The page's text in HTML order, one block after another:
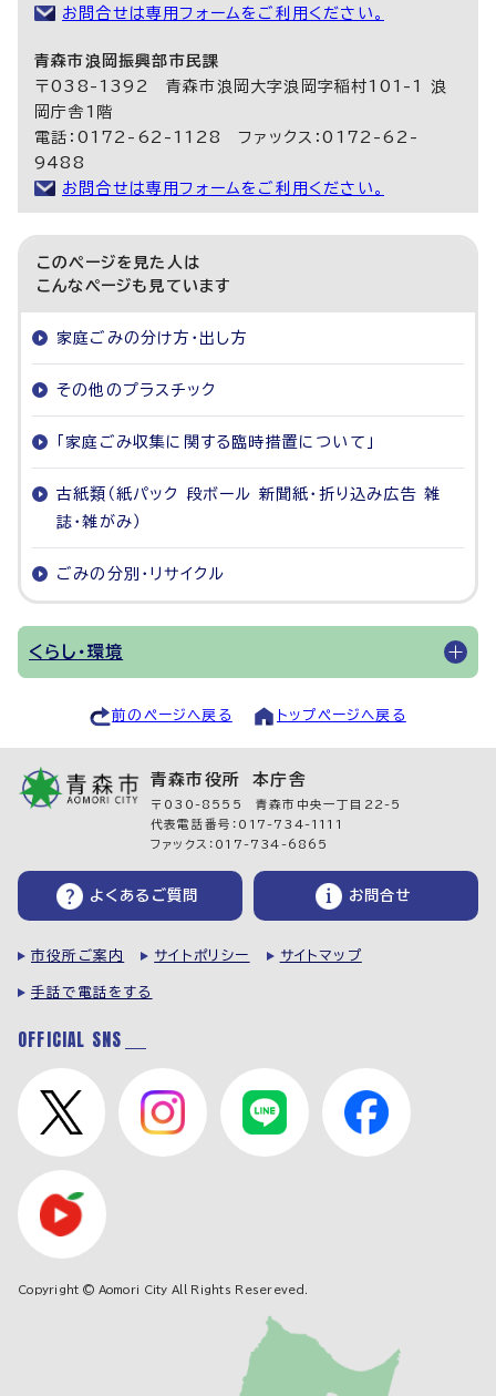
お問合せは専用フォームをご利用ください。
青森市浪岡振興部市民課
〒038-1392 青森市浪岡大字浪岡字稲村101-1 浪
岡庁舎1階
電話：0172-62-1128 ファックス：0172-62-
9488
お問合せは専用フォームをご利用ください。
このページを見た人は
こんなページも見ています
家庭ごみの分け方・出し方
その他のプラスチック
「家庭ごみ収集に関する臨時措置について」
古紙類（紙パック 段ボール 新聞紙・折り込み広告 雑
誌・雑がみ）
ごみの分別・リサイクル
くらし・環境
前のページへ戻る トップページへ戻る
青森市役所 本庁舎
〒030-8555 青森市中央一丁目22-5
代表電話番号：017-734-1111
ファックス：017-734-6865
よくあるご質問 お問合せ
市役所ご案内 サイトポリシー サイトマップ
手話で電話をする
OFFICIAL SNS
Copyright © Aomori City All Rights Resereved.